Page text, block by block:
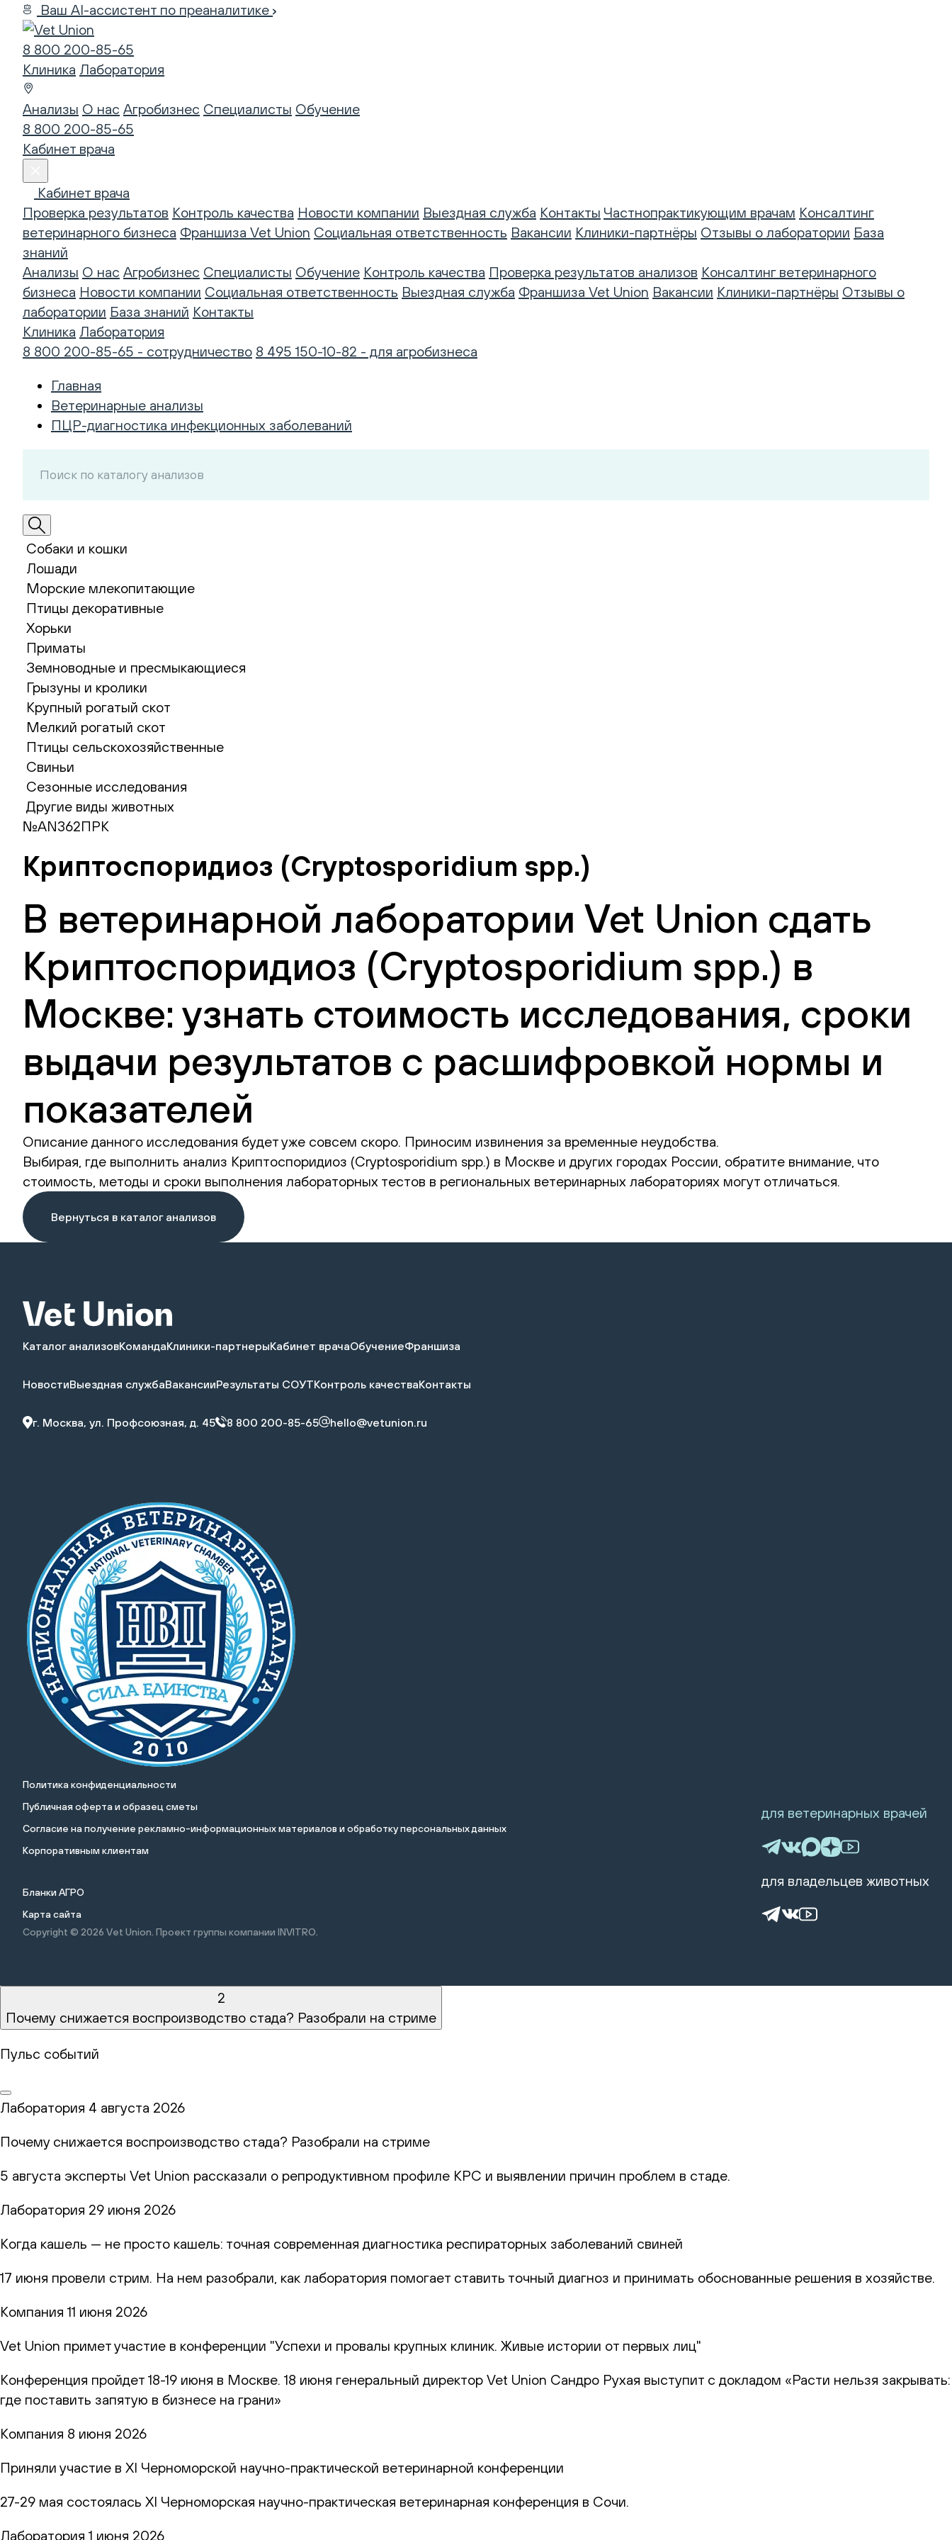
Ваш AI-ассистент по преаналитике
8 800 200-85-65
Клиника Лаборатория
Анализы О нас Агробизнес Специалисты Обучение
8 800 200-85-65
Кабинет врача
Кабинет врача
Проверка результатов Контроль качества Новости компании Выездная служба Контакты Частнопрактикующим врачам Консалтинг
ветеринарного бизнеса Франшиза Vet Union Социальная ответственность Вакансии Клиники-партнёры Отзывы о лаборатории База
знаний
Анализы О нас Агробизнес Специалисты Обучение Контроль качества Проверка результатов анализов Консалтинг ветеринарного
бизнеса Новости компании Социальная ответственность Выездная служба Франшиза Vet Union Вакансии Клиники-партнёры Отзывы о
лаборатории База знаний Контакты
Клиника Лаборатория
8 800 200-85-65 - сотрудничество 8 495 150-10-82 - для агробизнеса
Главная
Ветеринарные анализы
ПЦР-диагностика инфекционных заболеваний
Собаки и кошки
Лошади
Морские млекопитающие
Птицы декоративные
Хорьки
Приматы
Земноводные и пресмыкающиеся
Грызуны и кролики
Крупный рогатый скот
Мелкий рогатый скот
Птицы сельскохозяйственные
Свиньи
Сезонные исследования
Другие виды животных
№AN362ПРК
Криптоспоридиоз (Cryptosporidium spp.)
В ветеринарной лаборатории Vet Union сдать
Криптоспоридиоз (Cryptosporidium spp.) в
Москве: узнать стоимость исследования, сроки
выдачи результатов с расшифровкой нормы и
показателей
Описание данного исследования будет уже совсем скоро. Приносим извинения за временные неудобства.
Выбирая, где выполнить анализ Криптоспоридиоз (Cryptosporidium spp.) в Москве и других городах России, обратите внимание, что
стоимость, методы и сроки выполнения лабораторных тестов в региональных ветеринарных лабораториях могут отличаться.
Вернуться в каталог анализов
Каталог анализовКомандаКлиники-партнерыКабинет врачаОбучениеФраншиза
НовостиВыездная службаВакансииРезультаты СОУТКонтроль качестваКонтакты
г. Москва, ул. Профсоюзная, д. 45 8 800 200-85-65 hello@vetunion.ru
Политика конфиденциальности
Публичная оферта и образец сметы
Cогласие на получение рекламно-информационных материалов и обработку персональных данных
Корпоративным клиентам
Бланки АГРО
Карта сайта
Copyright © 2026 Vet Union. Проект группы компании INVITRO.
для ветеринарных врачей
для владельцев животных
2
Почему снижается воспроизводство стада? Разобрали на стриме
Пульс событий
Лаборатория 4 августа 2026
Почему снижается воспроизводство стада? Разобрали на стриме
5 августа эксперты Vet Union рассказали о репродуктивном профиле КРС и выявлении причин проблем в стаде.
Лаборатория 29 июня 2026
Когда кашель — не просто кашель: точная современная диагностика респираторных заболеваний свиней
17 июня провели стрим. На нем разобрали, как лаборатория помогает ставить точный диагноз и принимать обоснованные решения в хозяйстве.
Компания 11 июня 2026
Vet Union примет участие в конференции "Успехи и провалы крупных клиник. Живые истории от первых лиц"
Конференция пройдет 18-19 июня в Москве. 18 июня генеральный директор Vet Union Сандро Рухая выступит с докладом «Расти нельзя закрывать:
где поставить запятую в бизнесе на грани»
Компания 8 июня 2026
Приняли участие в XI Черноморской научно-практической ветеринарной конференции
27-29 мая состоялась XI Черноморская научно-практическая ветеринарная конференция в Сочи.
Лаборатория 1 июня 2026